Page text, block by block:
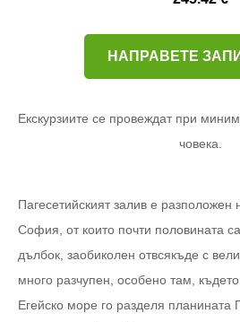
НАПРАВЕТЕ
Екскурзиите се провеждат при
човека.
Пагесетийският залив е разположен
София, от които почти половината
дълбок, заобиколен отвсякъде с
много разчупен, особено там,
Егейско море го разделя планината